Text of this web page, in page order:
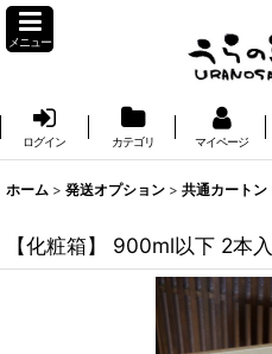
メニュー
ログイン カテゴリ マイページ
ホーム > 発送オプション > 共通カートン
【化粧箱】 900ml以下 2本